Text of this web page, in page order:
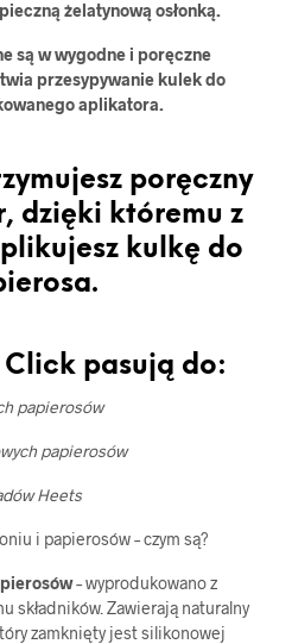
żelatynową osłonką.
są w wygodne i poręczne
przesypywanie kulek do
aplikatora.
poręczny
dzięki któremu z
kulkę do
pasują do:
papierosów
papierosów
Heets
i papierosów – czym są?
– wyprodukowano z
składników. Zawierają naturalny
zamknięty jest silikonowej